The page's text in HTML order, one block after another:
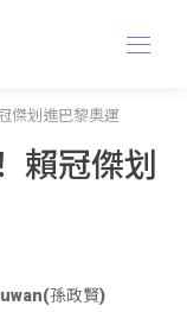
傑划進巴黎奧運
賴冠傑划
孫政賢)